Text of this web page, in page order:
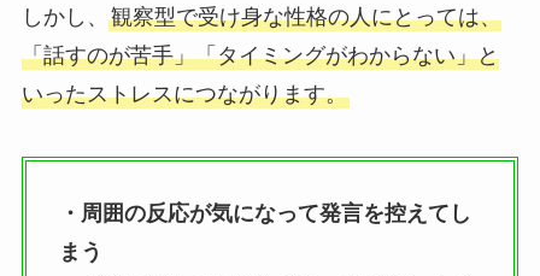
しかし、 観察型で受け身な性格の人にとっては、
「話すのが苦手」「タイミングがわからない」と
いったストレスにつながります。
・周囲の反応が気になって発言を控えてし
まう